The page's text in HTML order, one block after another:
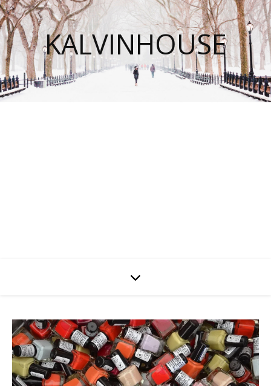
KALVINHOUSE